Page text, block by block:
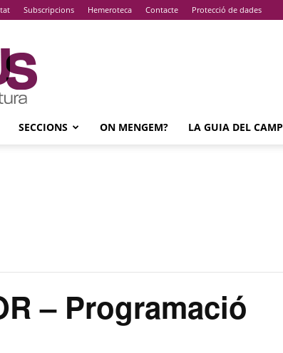
Subscripcions Hemeroteca Contacte Protecció de dades
SECCIONS ON MENGEM? LA GUIA DEL CAMP
– Programació